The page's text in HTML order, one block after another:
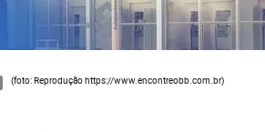
(foto: Reprodução https://www.encontreobb.com.br)